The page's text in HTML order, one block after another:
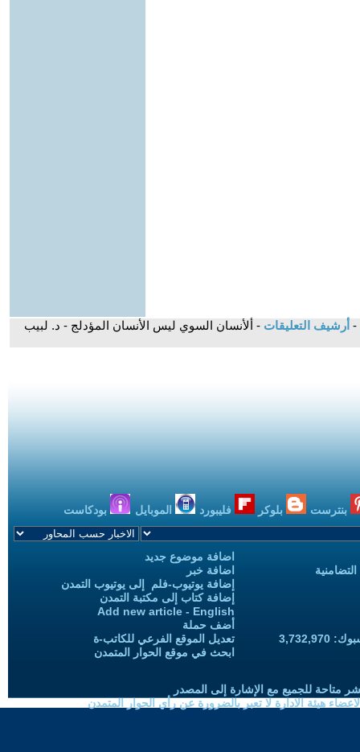
- أرشيف التعليقات - ألأنسان السوي ليس الأنسان المؤدلج - د. لبيب
بنترست بلوكر فليبورد الموبايل بودكاست
اضافة موضوع جديد
اضافة خبر
إضافة يوتيوب-فلم إلى يوتيوب التمدن
إضافة كتاب إلى مكتبة التمدن
Add new article - English
أضف حملة
تعديل الموقع الفرعي للكاتب-ة
ابحث في موقع الحوار المتمدن
متاحة للجميع مع الإشارة إلى المصدر
هيئة الادارة لا تعبر بالضرورة عن رأي الحوار المتمدن